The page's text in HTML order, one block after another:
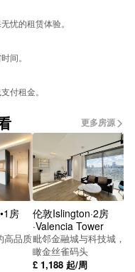
忧的租​​赁体验。
间。
付租金。
更多房源
房
高品质
伦敦Islington·2房
·Valencia Tower
毗邻金融城与科技城，俯
瞰金丝雀码头
£ 1,188 起/周